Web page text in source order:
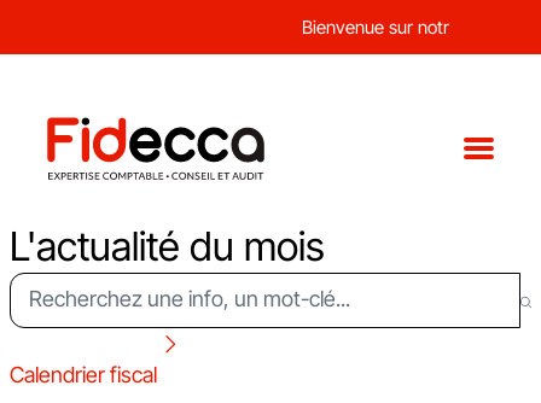
Bienvenue sur notre nouveau
L'actualité du mois
Calendrier fiscal